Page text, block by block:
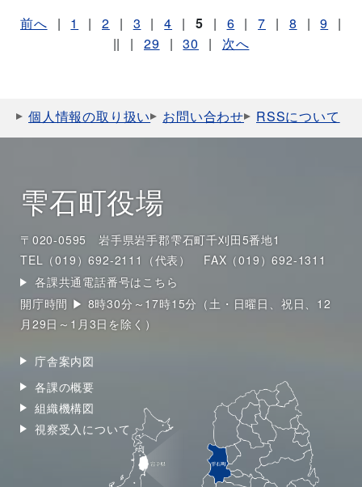
前へ
| 1 | 2 | 3 | 4 | 5 | 6 | 7 | 8 | 9
|
||
| 29 | 30 | 次へ
個人情報の取り扱い お問い合わせ RSSについて
雫石町役場
〒020-0595 岩手県岩手郡雫石町千刈田5番地1
TEL（019）692-2111（代表）
FAX（019）692-1311
各課共通電話番号はこちら
開庁時間 ▶ 8時30分～17時15分（土・日曜日、祝日、12
月29日～1月3日を除く）
庁舎案内図
各課の概要
組織機構図
視察受入について